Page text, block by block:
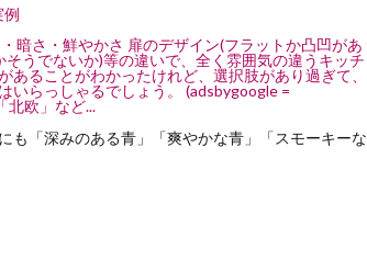
例
暗さ・鮮やかさ 扉のデザイン(フラットか凸凹があ
うでないか)等の違いで、全く雰囲気の違うキッチ
ることがわかったけれど、選択肢があり過ぎて、
いらっしゃるでしょう。 (adsbygoogle =
北欧」など...
も「深みのある青」「爽やかな青」「スモーキーな